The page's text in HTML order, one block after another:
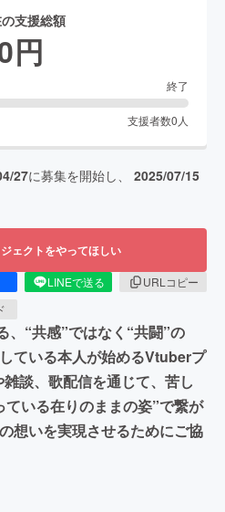
支援総額
円
終了
支援者数0人
27に募集を開始し、 2025/07/15
ェクトをやってほしい
LINEで送る
URLコピー
、“共感”ではなく“共闘”の
ている本人が始めるVtuberプ
談、歌配信を通じて、苦し
ている在りのままの姿”で繋が
想いを実現させるためにご協